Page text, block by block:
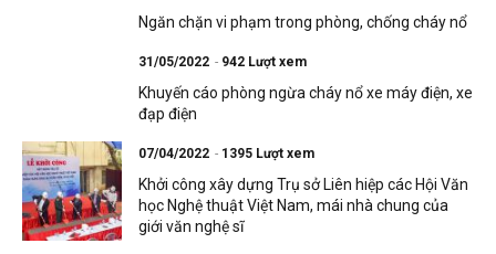
Ngăn chặn vi phạm trong phòng, chống cháy nổ
31/05/2022 942 Lượt xem
Khuyến cáo phòng ngừa cháy nổ xe máy điện, xe
đạp điện
07/04/2022 1395 Lượt xem
Khởi công xây dựng Trụ sở Liên hiệp các Hội Văn
học Nghệ thuật Việt Nam, mái nhà chung của
giới văn nghệ sĩ